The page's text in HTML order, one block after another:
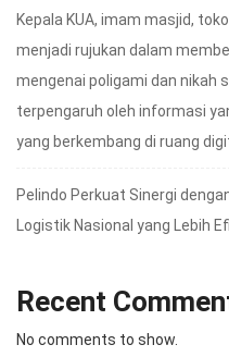
Kepala KUA, imam masjid,
menjadi rujukan dalam
mengenai poligami dan nikah
terpengaruh oleh informasi
yang berkembang di ruang
Pelindo Perkuat Sinergi
Logistik Nasional yang Lebih
Recent
No comments to show.